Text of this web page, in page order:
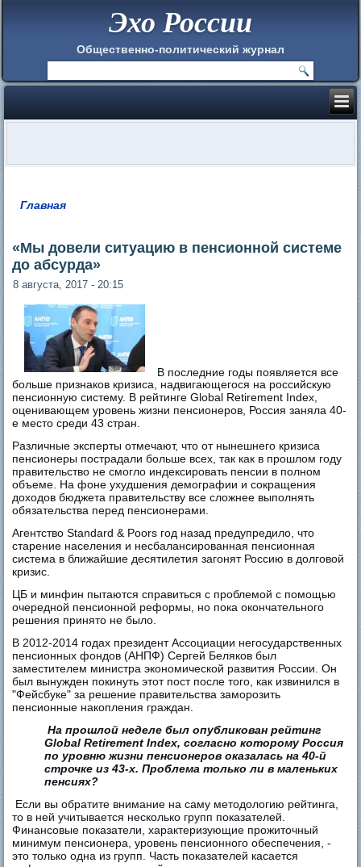
Эхо России
Общественно-политический журнал
Главная
«Мы довели ситуацию в пенсионной системе
до абсурда»
8 августа, 2017 - 20:15
В последние годы появляется все
больше признаков кризиса, надвигающегося на российскую
пенсионную систему. В рейтинге Global Retirement Index,
оценивающем уровень жизни пенсионеров, Россия заняла 40-
е место среди 43 стран.
Различные эксперты отмечают, что от нынешнего кризиса
пенсионеры пострадали больше всех, так как в прошлом году
правительство не смогло индексировать пенсии в полном
объеме. На фоне ухудшения демографии и сокращения
доходов бюджета правительству все сложнее выполнять
обязательства перед пенсионерами.
Агентство Standard & Poors год назад предупредило, что
старение населения и несбалансированная пенсионная
система в ближайшие десятилетия загонят Россию в долговой
кризис.
ЦБ и минфин пытаются справиться с проблемой с помощью
очередной пенсионной реформы, но пока окончательного
решения принято не было.
В 2012-2014 годах президент Ассоциации негосударственных
пенсионных фондов (АНПФ) Сергей Беляков был
заместителем министра экономической развития России. Он
был вынужден покинуть этот пост после того, как извинился в
"Фейсбуке" за решение правительства заморозить
пенсионные накопления граждан.
На прошлой неделе был опубликован рейтинг
Global Retirement Index, согласно которому Россия
по уровню жизни пенсионеров оказалась на 40-й
строчке из 43-х. Проблема только ли в маленьких
пенсиях?
Если вы обратите внимание на саму методологию рейтинга,
то в ней учитывается несколько групп показателей.
Финансовые показатели, характеризующие прожиточный
минимум пенсионера, уровень пенсионного обеспечения, -
это только одна из групп. Часть показателей касается